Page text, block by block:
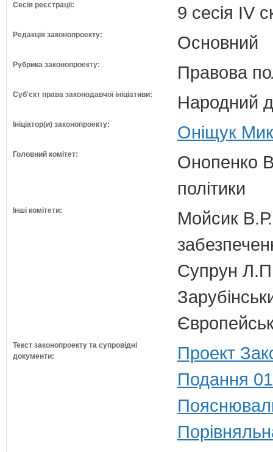
Сесія реєстрації: 9 сесія IV
Редакція законопроекту: Основний
Рубрика законопроекту: Правова
Суб'єкт права законодавчої ініціативи: Народний
Ініціатор(и) законопроекту: Оніщук
Головний комітет:
Онопенко
політики
Інші комітети:
Мойсик В.Р.
Супрун
Текст законопроекту та супровідні
документи:
Проект
Подання